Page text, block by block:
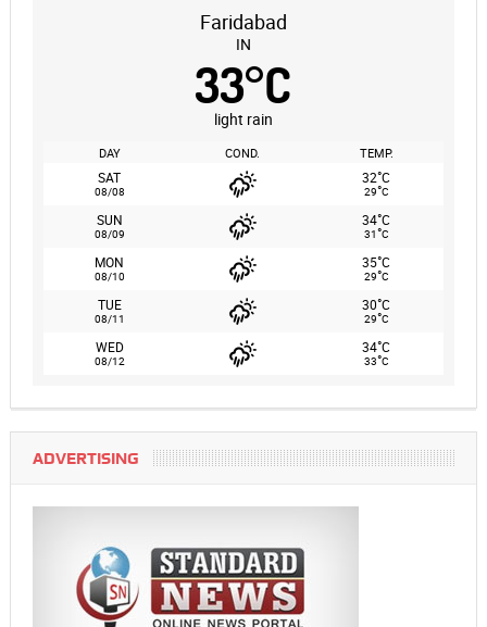
Faridabad
IN
33°C
light rain
DAY COND. TEMP.
SAT
08/08
32°C
29°C
SUN
08/09
34°C
31°C
MON
08/10
35°C
29°C
TUE
08/11
30°C
29°C
WED
08/12
34°C
33°C
ADVERTISING